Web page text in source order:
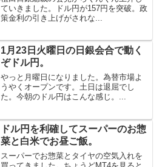
ていきました。ドル円が157円を突破。政
策金利の引き上げがされな...
1月23日火曜日の日銀会合で動く
ぞドル円。
やっと月曜日になりました。為替市場よ
うやくオープンです。土日は退屈でし
た。今朝のドル円はこんな感じ。...
ドル円を利確してスーパーのお惣
菜と白米でお昼ご飯。
スーパーでお惣菜とタイヤの空気入れを